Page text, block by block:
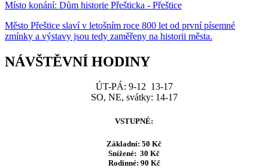
Místo konání: Dům historie Přešticka - Přeštice
Město Přeštice slaví v letošním roce 800 let od první písemné
zmínky a výstavy jsou tedy zaměřeny na historii města.
NÁVŠTĚVNÍ HODINY
ÚT-PÁ: 9-12 13-17
SO, NE, svátky: 14-17
VSTUPNÉ:
Základní: 50 Kč
Snížené: 30 Kč
Rodinné: 90 Kč